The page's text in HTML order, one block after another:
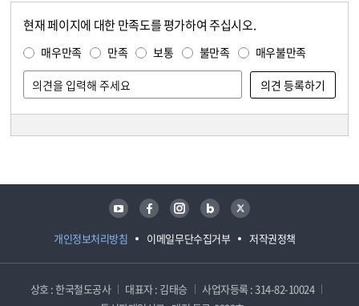
현재 페이지에 대한 만족도를 평가하여 주십시오.
매우만족 만족 보통 불만족 매우불만족
개인정보처리방침 이메일무단수집거부 저작권정책
유튜브 페이스북 인스타그램 블로그 트위터
상호 : 한국철도공사 대표자 : 김태승
사업자등록 : 314-82-10024